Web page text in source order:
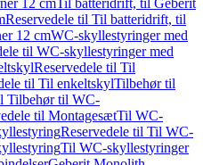
12 cmTil batteridrift, til Geberit
Reservedele til Til batteridrift, til
12 cmWC-skyllestyringer med
til WC-skyllestyringer med
Reservedele til Til
til Til enkeltskylTilbehør til
Tilbehør til WC-
til MontagesætTil WC-
Reservedele til Til WC-
Til WC-skyllestyringer